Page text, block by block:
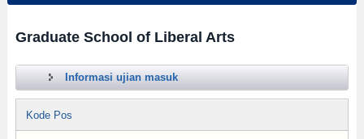
Graduate School of Liberal Arts
Informasi ujian masuk
Kode Pos